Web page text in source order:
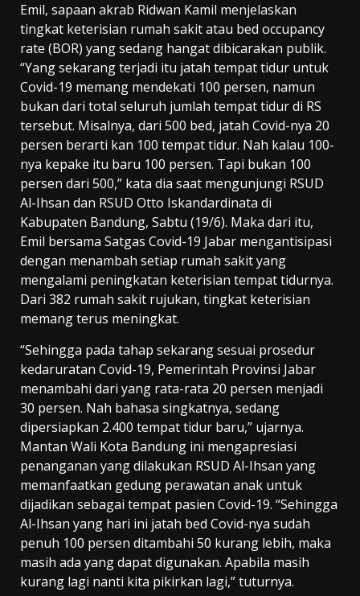
Emil, sapaan akrab Ridwan Kamil menjelaskan
tingkat keterisian rumah sakit atau bed occupancy
rate (BOR) yang sedang hangat dibicarakan publik.
“Yang sekarang terjadi itu jatah tempat tidur untuk
Covid-19 memang mendekati 100 persen, namun
bukan dari total seluruh jumlah tempat tidur di RS
tersebut. Misalnya, dari 500 bed, jatah Covid-nya 20
persen berarti kan 100 tempat tidur. Nah kalau 100-
nya kepake itu baru 100 persen. Tapi bukan 100
persen dari 500,” kata dia saat mengunjungi RSUD
Al-Ihsan dan RSUD Otto Iskandardinata di
Kabupaten Bandung, Sabtu (19/6). Maka dari itu,
Emil bersama Satgas Covid-19 Jabar mengantisipasi
dengan menambah setiap rumah sakit yang
mengalami peningkatan keterisian tempat tidurnya.
Dari 382 rumah sakit rujukan, tingkat keterisian
memang terus meningkat.
“Sehingga pada tahap sekarang sesuai prosedur
kedaruratan Covid-19, Pemerintah Provinsi Jabar
menambahi dari yang rata-rata 20 persen menjadi
30 persen. Nah bahasa singkatnya, sedang
dipersiapkan 2.400 tempat tidur baru,” ujarnya.
Mantan Wali Kota Bandung ini mengapresiasi
penanganan yang dilakukan RSUD Al-Ihsan yang
memanfaatkan gedung perawatan anak untuk
dijadikan sebagai tempat pasien Covid-19. “Sehingga
Al-Ihsan yang hari ini jatah bed Covid-nya sudah
penuh 100 persen ditambahi 50 kurang lebih, maka
masih ada yang dapat digunakan. Apabila masih
kurang lagi nanti kita pikirkan lagi,” tuturnya.